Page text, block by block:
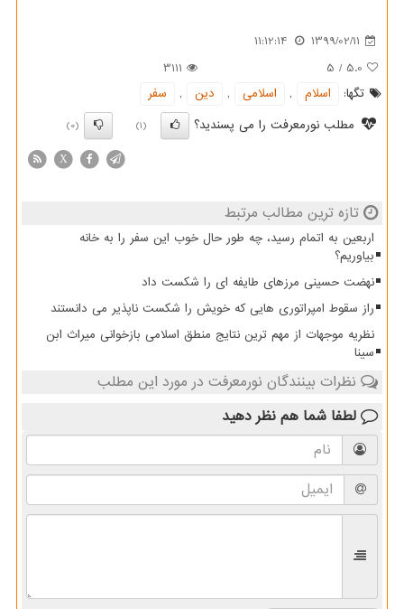
1399/02/11
11:12:14
5.0
/
5
3111
تگها:
اسلام , اسلامی , دین ,
سفر
مطلب نورمعرفت را می پسندید؟
(1)
(0)
X
تازه ترین مطالب مرتبط
اربعین به اتمام رسید، چه طور حال خوب این سفر را به خانه
بیاوریم؟
نهضت حسینی مرزهای طایفه ای را شکست داد
راز سقوط امپراتوری هایی که خویش را شکست ناپذیر می دانستند
نظریه موجهات از مهم ترین نتایج منطق اسلامی بازخوانی میراث ابن
سینا
نظرات بینندگان نورمعرفت در مورد این مطلب
لطفا شما هم نظر دهید